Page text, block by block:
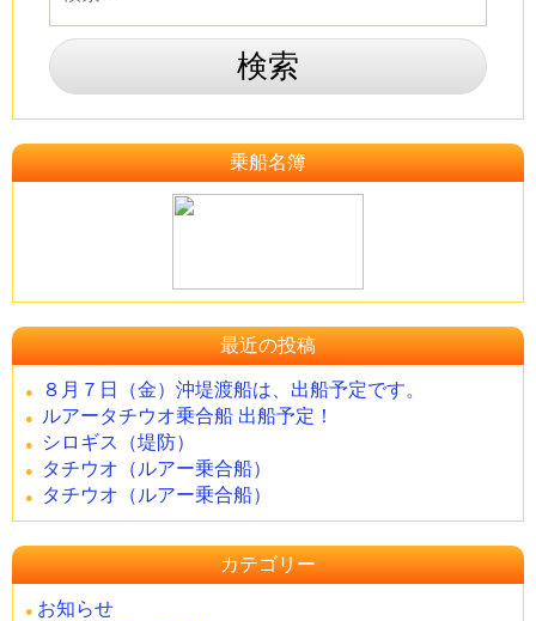
乗船名簿
最近の投稿
８月７日（金）沖堤渡船は、出船予定です。
ルアータチウオ乗合船 出船予定！
シロギス（堤防）
タチウオ（ルアー乗合船）
タチウオ（ルアー乗合船）
カテゴリー
お知らせ